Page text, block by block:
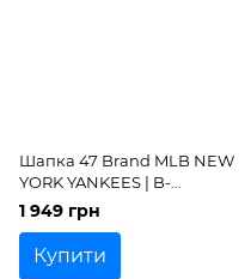
Шапка 47 Brand MLB NEW
YORK YANKEES | B-
HYMKR17ACE-MS
1 949 грн
Купити